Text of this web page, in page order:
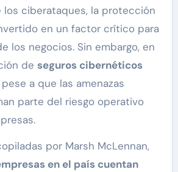
ciberataques, la protección
en un factor crítico para
los negocios. Sin embargo, en
de seguros cibernéticos
a que las amenazas
parte del riesgo operativo
por Marsh McLennan,
en el país cuentan